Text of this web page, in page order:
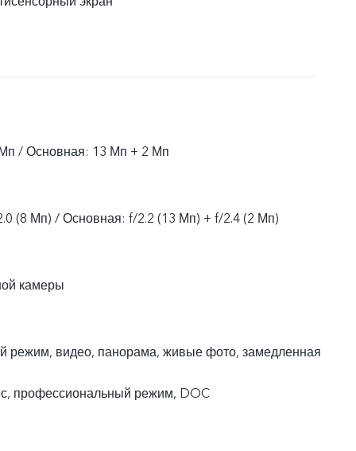
/ Основная: 13 Мп + 2 Мп
(8 Мп) / Основная: f/2.2 (13 Мп) + f/2.4 (2 Мп)
камеры
режим, видео, панорама, живые фото, замедленная
профессиональный режим, DOC